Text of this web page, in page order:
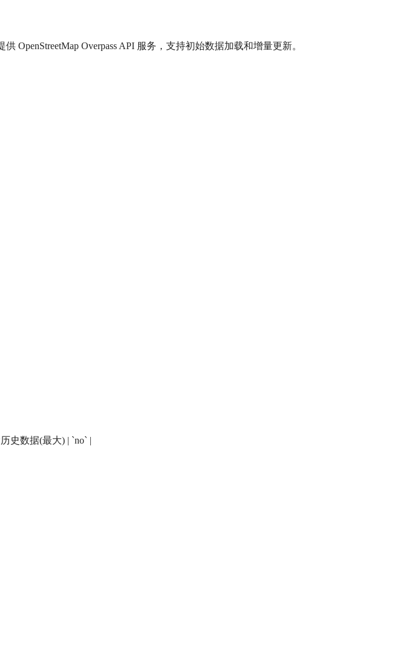
OpenStreetMap Overpass API 服务，支持初始数据加载和增量更新。
史数据(最大) | `no` |